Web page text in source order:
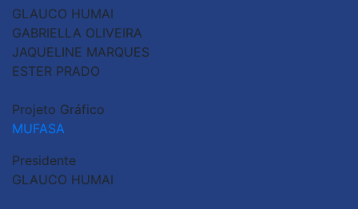
GLAUCO HUMAI
GABRIELLA OLIVEIRA
JAQUELINE MARQUES
ESTER PRADO
Projeto Gráfico
MUFASA
Presidente
GLAUCO HUMAI